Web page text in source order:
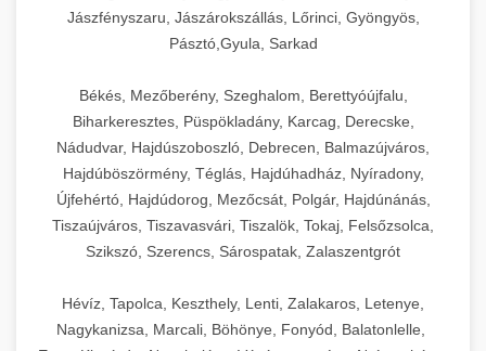
Jászfényszaru, Jászárokszállás, Lőrinci, Gyöngyös,
Pásztó,Gyula, Sarkad
Békés, Mezőberény, Szeghalom, Berettyóújfalu,
Biharkeresztes, Püspökladány, Karcag, Derecske,
Nádudvar, Hajdúszoboszló, Debrecen, Balmazújváros,
Hajdúböszörmény, Téglás, Hajdúhadház, Nyíradony,
Újfehértó, Hajdúdorog, Mezőcsát, Polgár, Hajdúnánás,
Tiszaújváros, Tiszavasvári, Tiszalök, Tokaj, Felsőzsolca,
Szikszó, Szerencs, Sárospatak, Zalaszentgrót
Hévíz, Tapolca, Keszthely, Lenti, Zalakaros, Letenye,
Nagykanizsa, Marcali, Böhönye, Fonyód, Balatonlelle,